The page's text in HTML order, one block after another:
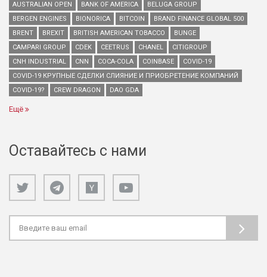
AUSTRALIAN OPEN
BANK OF AMERICA
BELUGA GROUP
BERGEN ENGINES
BIONORICA BITCOIN
BRAND FINANCE GLOBAL 500
BRENT
BREXIT BRITISH AMERICAN TOBACCO
BUNGE
CAMPARI GROUP
CDEK CEETRUS CHANEL
CITIGROUP
CNH INDUSTRIAL
CNN COCA-COLA COINBASE
COVID-19
COVID-19 КРУПНЫЕ СДЕЛКИ СЛИЯНИЕ И ПРИОБРЕТЕНИЕ КОМПАНИЙ
COVID-19?
CREW DRAGON DAO GDA
Ещё
Оставайтесь с нами